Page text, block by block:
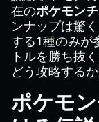
在のポケモン
ンナップは驚
する1種のみが
トルを勝ち抜
どう攻略する
ポケモ